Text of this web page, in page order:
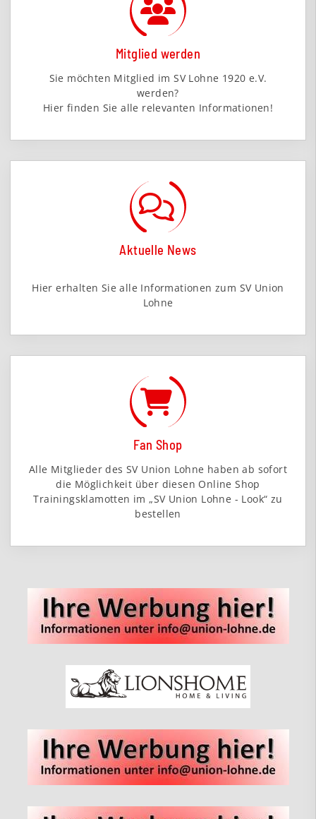
Mitglied werden
Sie möchten Mitglied im SV Lohne 1920 e.V.
werden?
Hier finden Sie alle relevanten Informationen!
Aktuelle News
Hier erhalten Sie alle Informationen zum SV Union
Lohne
Fan Shop
Alle Mitglieder des SV Union Lohne haben ab sofort
die Möglichkeit über diesen Online Shop
Trainingsklamotten im „SV Union Lohne - Look“ zu
bestellen